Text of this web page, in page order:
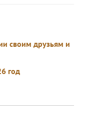
своим друзьям и
год